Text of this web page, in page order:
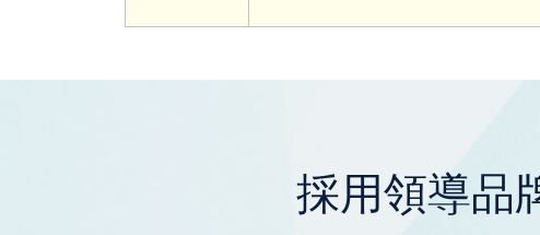
採用領導品